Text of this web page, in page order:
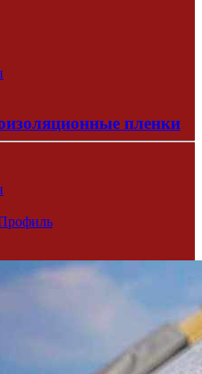
пленки